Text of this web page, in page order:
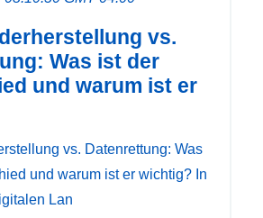
vs.
Was ist der
und warum ist er
vs. Datenrettung: Was
und warum ist er wichtig? In
Lan